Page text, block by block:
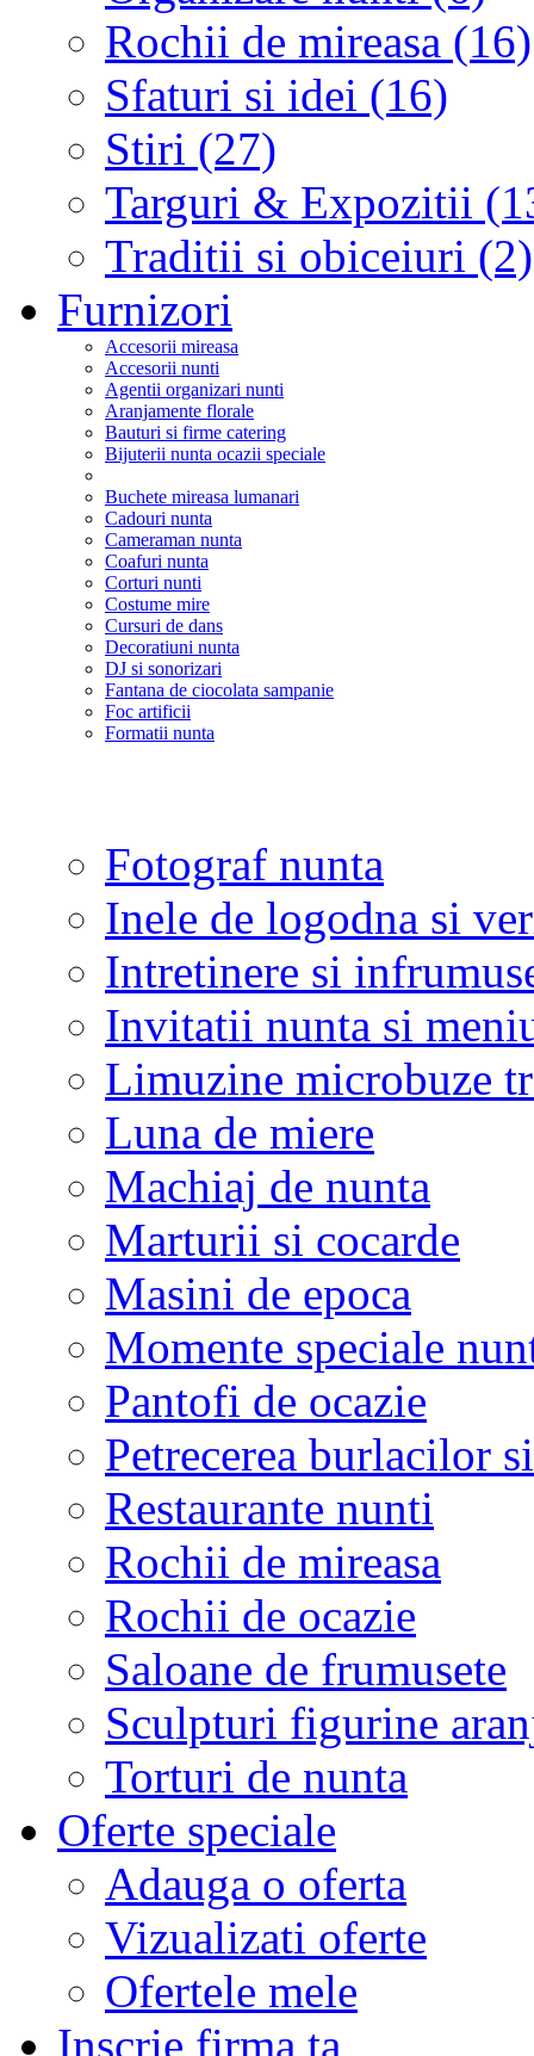
Rochii de mireasa (16)
Sfaturi si idei (16)
Stiri (27)
Targuri & Expozitii
Traditii si obiceiuri (2)
Furnizori
Accesorii mireasa
Accesorii nunti
Agentii organizari nunti
Aranjamente florale
Bauturi si firme catering
Bijuterii nunta ocazii speciale
Buchete mireasa lumanari
Cadouri nunta
Cameraman nunta
Coafuri nunta
Corturi nunti
Costume mire
Cursuri de dans
Decoratiuni nunta
DJ si sonorizari
Fantana de ciocolata sampanie
Foc artificii
Formatii nunta
Fotograf nunta
Inele de logodna si
Intretinere si
Invitatii nunta si
Limuzine microbuze
Luna de miere
Machiaj de nunta
Marturii si cocarde
Masini de epoca
Momente speciale
Pantofi de ocazie
Petrecerea burlacilor
Restaurante nunti
Rochii de mireasa
Rochii de ocazie
Saloane de frumusete
Sculpturi figurine
Torturi de nunta
Oferte speciale
Adauga o oferta
Vizualizati oferte
Ofertele mele
Inscrie firma ta